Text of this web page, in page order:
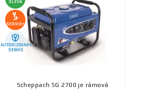
SLEVA
SERVIS+
AUTORIZOVANÝ
SERVIS
Scheppach SG 2700 je rámová